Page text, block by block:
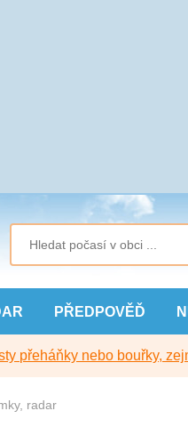
PŘEDPOVĚĎ
přeháňky nebo bouřky,
radar